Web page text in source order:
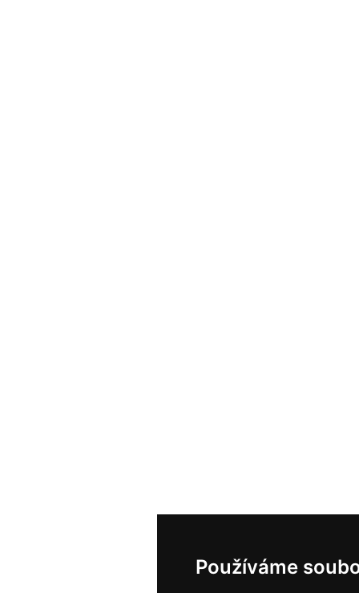
Používáme